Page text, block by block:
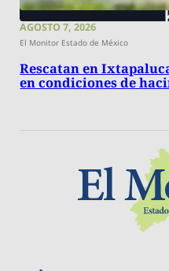
AGOSTO 7, 2026
El Monitor Estado de México
Rescatan en
en condiciones de